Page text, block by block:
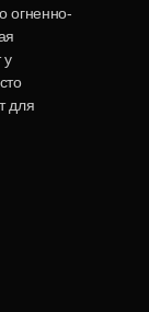
огненно-
у
для